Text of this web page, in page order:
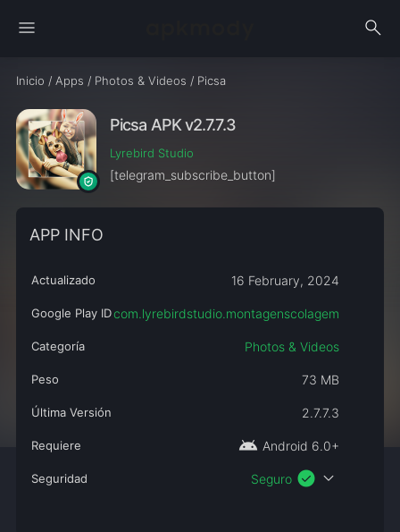
menu search
Inicio / Apps / Photos & Videos / Picsa
Picsa APK v2.7.7.3
Lyrebird Studio
[telegram_subscribe_button]
APP INFO
Actualizado 16 February, 2024
Google Play IDcom.lyrebirdstudio.montagenscolagem
Categoría Photos & Videos
Peso 73 MB
Última Versión 2.7.7.3
Requiere android Android 6.0+
Seguridad Seguro check_circle expand_more